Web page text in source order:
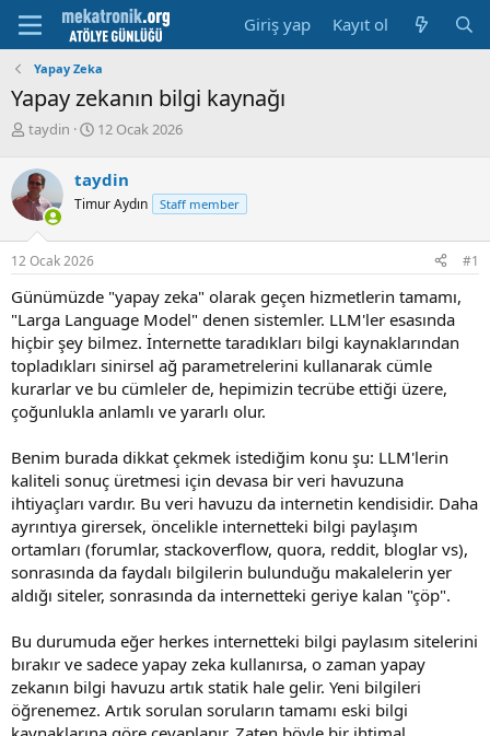
Giriş yap Kayıt ol
Yapay Zeka
Yapay zekanın bilgi kaynağı
K
n
u
y
u
b
a
l
a
t
a
n
taydin
B
l
a
a
r
i
h
12 Ocak 2026
taydin
Timur Aydın Staff member
12 Ocak 2026 #1
Günümüzde "yapay zeka" olarak geçen hizmetlerin tamamı,
"Larga Language Model" denen sistemler. LLM'ler esasında
hiçbir şey bilmez. İnternette taradıkları bilgi kaynaklarından
topladıkları sinirsel ağ parametrelerini kullanarak cümle
kurarlar ve bu cümleler de, hepimizin tecrübe ettiği üzere,
çoğunlukla anlamlı ve yararlı olur.
Benim burada dikkat çekmek istediğim konu şu: LLM'lerin
kaliteli sonuç üretmesi için devasa bir veri havuzuna
ihtiyaçları vardır. Bu veri havuzu da internetin kendisidir. Daha
ayrıntıya girersek, öncelikle internetteki bilgi paylaşım
ortamları (forumlar, stackoverflow, quora, reddit, bloglar vs),
sonrasında da faydalı bilgilerin bulunduğu makalelerin yer
aldığı siteler, sonrasında da internetteki geriye kalan "çöp".
Bu durumuda eğer herkes internetteki bilgi paylasım sitelerini
bırakır ve sadece yapay zeka kullanırsa, o zaman yapay
zekanın bilgi havuzu artık statik hale gelir. Yeni bilgileri
öğrenemez. Artık sorulan soruların tamamı eski bilgi